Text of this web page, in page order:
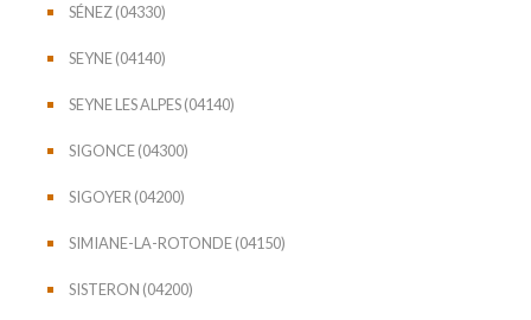
SÉNEZ (04330)
SEYNE (04140)
SEYNE LES ALPES (04140)
SIGONCE (04300)
SIGOYER (04200)
SIMIANE-LA-ROTONDE (04150)
SISTERON (04200)